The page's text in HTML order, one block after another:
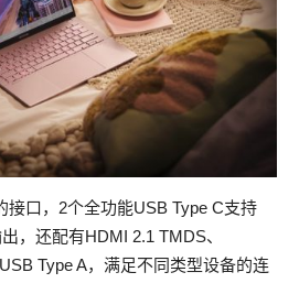
接口，2个全功能USB Type C支持
，还配有HDMI 2.1 TMDS、
Type A，满足不同类型设备的连